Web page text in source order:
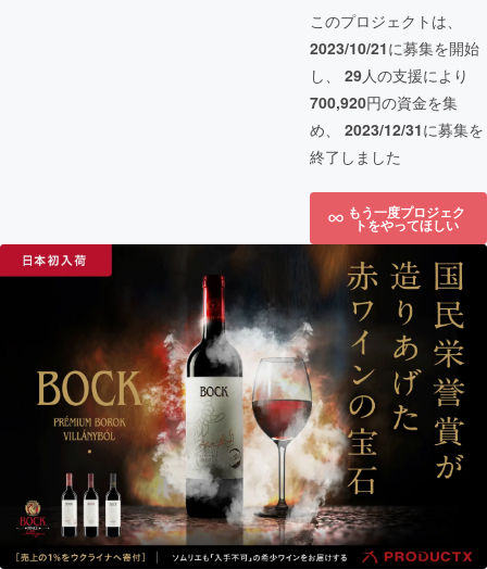
このプロジェクトは、
2023/10/21に募集を開始
し、 29人の支援により
700,920円の資金を集
め、 2023/12/31に募集を
終了しました
もう一度プロジェク
トをやってほしい